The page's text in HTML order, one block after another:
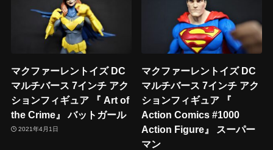
マクファーレントイズ DC
マルチバース 7インチ アク
ションフィギュア 『 Art of
the Crime』 バットガール
2021年4月1日
マクファーレントイズ DC
マルチバース 7インチ アク
ションフィギュア 『
Action Comics #1000
Action Figure』 スーパー
マン